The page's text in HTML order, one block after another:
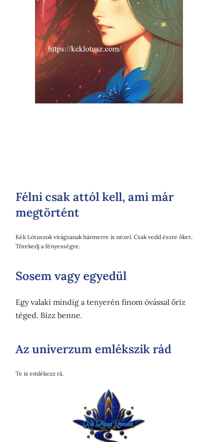
Félni csak attól kell, ami már
megtörtént
Kék Lótuszok virágzanak bármerre is nézel. Csak vedd észre őket.
Törekedj a fényességre.
Sosem vagy egyedül
Egy valaki mindig a tenyerén finom óvással őriz
téged. Bízz benne.
Az univerzum emlékszik rád
Te is emlékezz rá.